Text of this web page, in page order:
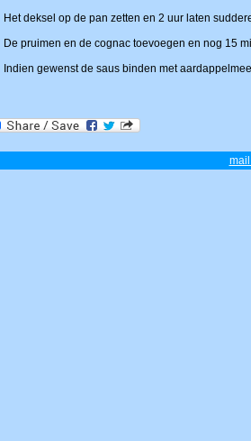
Het deksel op de pan zetten en 2 uur laten
De pruimen en de cognac toevoegen en nog 15
Indien gewenst de saus binden met